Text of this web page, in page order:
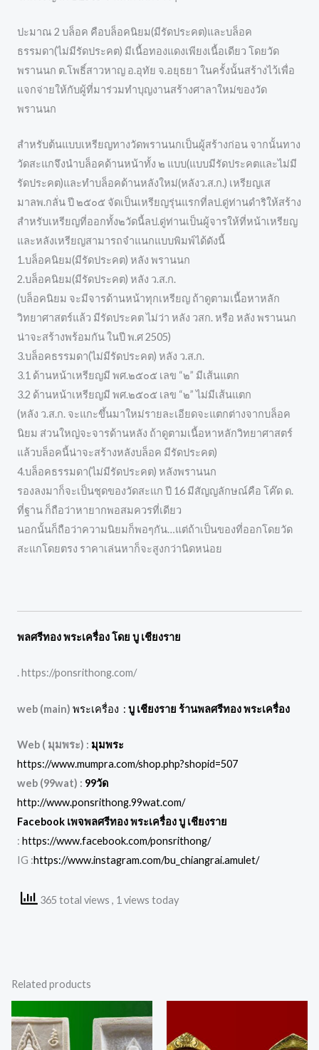
ปะมาณ 2 บล็อค คือบล็อคนิยม(มีรัดประคต)และบล็อค
ธรรมดา(ไม่มีรัดประคต) มีเนื้อทองแดงเพียงเนื้อเดียว โดยวัด
พรานนก ต.โพธิ์สาวหาญ อ.อุทัย จ.อยุธยา ในครั้งนั้นสร้างไว้เพื่อ
แจกจ่ายให้กับผู้ที่มาร่วมทำบุญงานสร้างศาลาใหม่ของวัด
พรานนก
สำหรับต้นแบบเหรียญทางวัดพรานนกเป็นผู้สร้างก่อน จากนั้นทาง
วัดสะแกจึงนำบล็อคด้านหน้าทั้ง ๒ แบบ(แบบมีรัดประคตและไม่มี
รัดประคต)และทำบล็อคด้านหลังใหม่(หลังว.ส.ก.) เหรียญเส
มาลพ.กลั่น ปี ๒๕๐๕ จัดเป็นเหรียญรุ่นแรกที่ลป.ดู่ท่านดำริให้สร้าง
สำหรับเหรียญที่ออกทั้ง๒วัดนี้ลป.ดู่ท่านเป็นผู้จารให้ที่หน้าเหรียญ
และหลังเหรียญสามารถจำแนกแบบพิมพ์ได้ดังนี้
1.บล็อคนิยม(มีรัดประคต) หลัง พรานนก
2.บล็อคนิยม(มีรัดประคต) หลัง ว.ส.ก.
(บล็อคนิยม จะมีจารด้านหน้าทุกเหรียญ ถ้าดูตามเนื้อหาหลัก
วิทยาศาสตร์แล้ว มีรัดประคต ไม่ว่า หลัง วสก. หรือ หลัง พรานนก
น่าจะสร้างพร้อมกัน ในปี พ.ศ 2505)
3.บล็อคธรรมดา(ไม่มีรัดประคต) หลัง ว.ส.ก.
3.1 ด้านหน้าเหรียญมี พศ.๒๕๐๕ เลข “๒” มีเส้นแตก
3.2 ด้านหน้าเหรียญมี พศ.๒๕๐๕ เลข “๒” ไม่มีเส้นแตก
(หลัง ว.ส.ก. จะแกะขึ้นมาใหม่รายละเอียดจะแตกต่างจากบล็อค
นิยม ส่วนใหญ่จะจารด้านหลัง ถ้าดูตามเนื้อหาหลักวิทยาศาสตร์
แล้วบล็อคนี้น่าจะสร้างหลังบล็อค มีรัดประคต)
4.บล็อคธรรมดา(ไม่มีรัดประคต) หลังพรานนก
รองลงมาก็จะเป็นชุดของวัดสะแก ปี 16 มีสัญญลักษณ์คือ โค๊ด ด.
ที่ฐาน ก็ถือว่าหายากพอสมควรที่เดียว
นอกนั้นก็ถือว่าความนิยมก็พอๆกัน…แต่ถ้าเป็นของที่ออกโดยวัด
สะแกโดยตรง ราคาเล่นหาก็จะสูงกว่านิดหน่อย
พลศรีทอง พระเครื่อง โดย บู เชียงราย
. https://ponsrithong.com/
web (main) พระเครื่อง : บู เชียงราย ร้านพลศรีทอง พระเครื่อง
Web ( มุมพระ) : มุมพระ
https://www.mumpra.com/shop.php?shopid=507
web (99wat) : 99วัด
http://www.ponsrithong.99wat.com/
Facebook เพจพลศรีทอง พระเครื่อง บู เชียงราย
: https://www.facebook.com/ponsrithong/
IG :https://www.instagram.com/bu_chiangrai.amulet/
365 total views , 1 views today
Related products